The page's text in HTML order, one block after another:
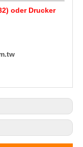
oder Drucker